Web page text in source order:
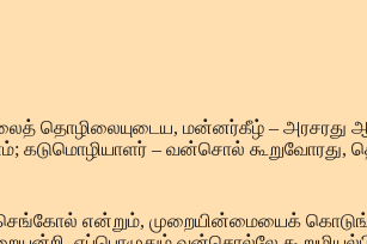
தொழிலையுடைய, மன்னர்கீழ் – அரசரது
– வன்சொல் கூறுவோரது,
என்றும், முறையின்மையைக்